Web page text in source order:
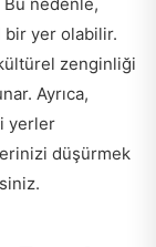
Bu nedenle,
yer olabilir.
zenginliği
Ayrıca,
yerler
düşürmek